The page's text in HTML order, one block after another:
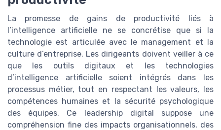
La promesse de gains de productivité liés à
l’intelligence artificielle ne se concrétise que si la
technologie est articulée avec le management et la
culture d’entreprise. Les dirigeants doivent veiller à ce
que les outils digitaux et les technologies
d’intelligence artificielle soient intégrés dans les
processus métier, tout en respectant les valeurs, les
compétences humaines et la sécurité psychologique
des équipes. Ce leadership digital suppose une
compréhension fine des impacts organisationnels, des